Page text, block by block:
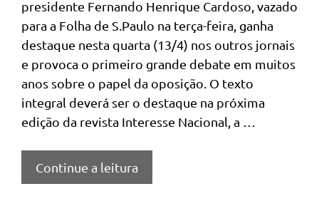
presidente Fernando Henrique Cardoso, vazado
para a Folha de S.Paulo na terça-feira, ganha
destaque nesta quarta (13/4) nos outros jornais
e provoca o primeiro grande debate em muitos
anos sobre o papel da oposição. O texto
integral deverá ser o destaque na próxima
edição da revista Interesse Nacional, a …
Continue a leitura